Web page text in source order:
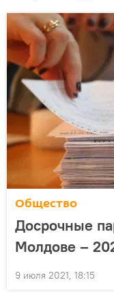
Общество
Досрочные
Молдове –
9 июля 2021, 18:15